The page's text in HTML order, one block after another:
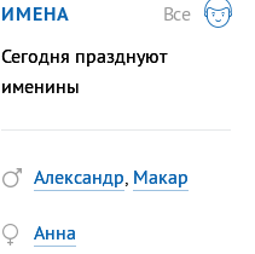
ИМЕНА
Все
Сегодня празднуют
именины
Александр, Макар
Анна